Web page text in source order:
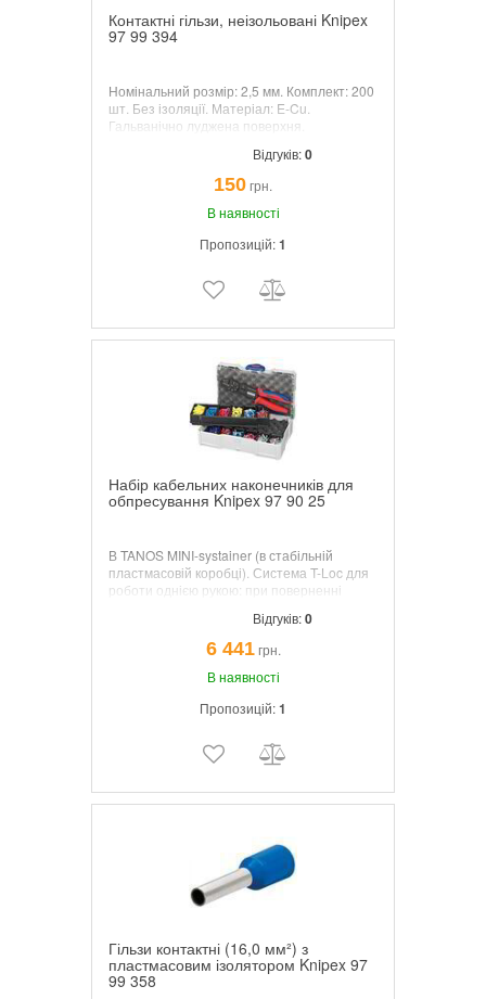
Контактні гільзи, неізольовані Knipex
97 99 394
Номінальний розмір: 2,5 мм. Комплект: 200
шт. Без ізоляції. Матеріал: E-Cu.
Гальванічно луджена поверхня.
Відгуків:0
150грн.
В наявності
Пропозицій:1
Набір кабельних наконечників для
обпресування Knipex 97 90 25
В TANOS MINI-systainer (в стабільній
пластмасовій коробці). Система T-Loc для
роботи однією рукою: при поверненні
з'єднується з іншим систейнером.
Відгуків:0
6 441грн.
В наявності
Пропозицій:1
Гільзи контактні (16,0 мм²) з
пластмасовим ізолятором Knipex 97
99 358